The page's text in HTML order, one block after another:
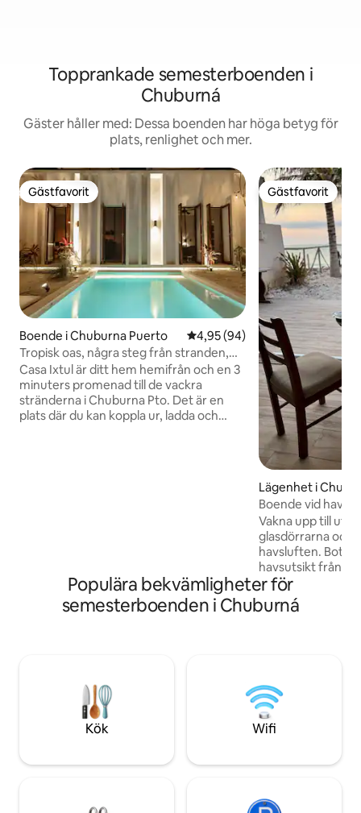
Topprankade semesterboenden i
Chuburná
Gäster håller med: Dessa boenden har höga betyg för
plats, renlighet och mer.
Gästfavorit
Gästfavorit
Boende i Chuburna Puerto 4,95 av 5 i genomsnittligt
4,95 (94)
Tropisk oas, några steg från stranden,
Chuburna Puerto
Casa Ixtul är ditt hem hemifrån och en 3
minuters promenad till de vackra
stränderna i Chuburna Pto. Det är en
plats där du kan koppla ur, ladda och
Gästfavorit
Gästfavorit
Lägenhet i
Boende vid havet!
Vakna upp till
glasdörrarna och
havsluften.
havsutsikt från
vardagsrum. Fullt utrustat 1 sovrum, 1
badrum i ett 2-
efter att skapa
miljö. Maximal
till två (2) vuxna.
Populära bekvämligheter för
semesterboenden i Chuburná
Kök Wifi